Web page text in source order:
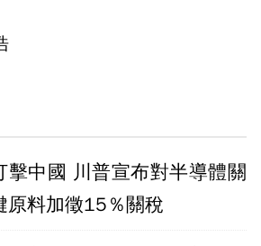
擊中國 川普宣布對半導體關
原料加徵15％關稅